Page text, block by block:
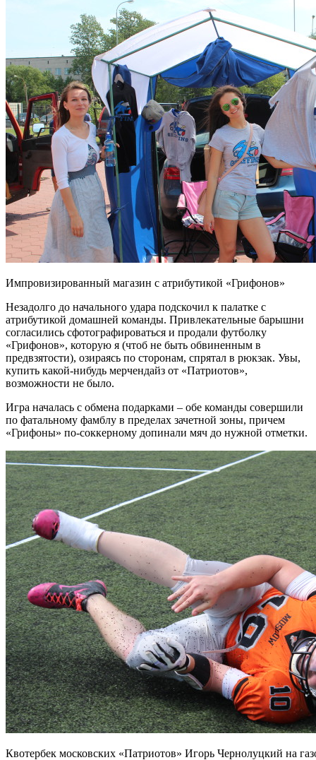
Импровизированный магазин с атрибутикой «Грифонов»
Незадолго до начального удара подскочил к палатке с
атрибутикой домашней команды. Привлекательные барышни
согласились сфотографироваться и продали футболку
«Грифонов», которую я (чтоб не быть обвиненным в
предвзятости), озираясь по сторонам, спрятал в рюкзак. Увы,
купить какой-нибудь мерчендайз от «Патриотов»,
возможности не было.
Игра началась с обмена подарками – обе команды совершили
по фатальному фамблу в пределах зачетной зоны, причем
«Грифоны» по-соккерному допинали мяч до нужной отметки.
Квотербек московских «Патриотов» Игорь Чернолуцкий на